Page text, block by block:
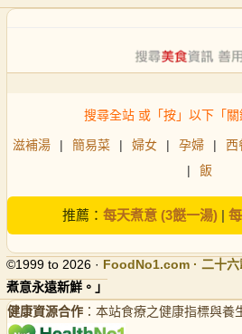
搜尋全站 或「按」以下「
滋補湯 | 簡易菜 | 婦女 | 孕婦 | 西
|
飯
推薦： 每天煮意 (3餸一湯)|
©1999 to 2026 · FoodNo1.com · 二十
煮意永遠新鮮。」
健康資源合作 ：本站食療之健康指標與養